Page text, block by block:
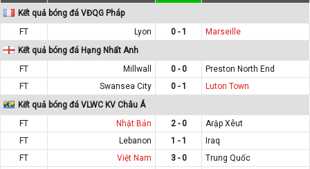
Kết quả bóng đá VĐQG Pháp
FT
Lyon 0 - 1
Marseille
Kết quả bóng đá Hạng Nhất Anh
FT
Millwall 0 - 0
Preston North End
FT
Swansea City 0 - 1
Luton Town
Kết quả bóng đá VLWC KV Châu Á
FT
Nhật Bản 2 - 0
Arập Xêut
FT
Lebanon 1 - 1
Iraq
FT
Việt Nam 3 - 0
Trung Quốc